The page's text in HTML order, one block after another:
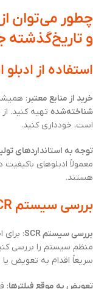
چطور می‌توان
و تاریخ‌گذشته
استفاده از
خرید از منابع معتبر: همیشه
شناخته‌شده تهیه کنید.
است، خودداری کنید.
توجه به استانداردهای
معمولاً ادبلوهای باکیفیت
هستند.
بررسی سیستم SCR و تعویض فیلترها
بررسی سیستم SCR
منظم سیستم را بررسی
سریعاً اقدام به تعویض
تعویض به موقع فیلترها: